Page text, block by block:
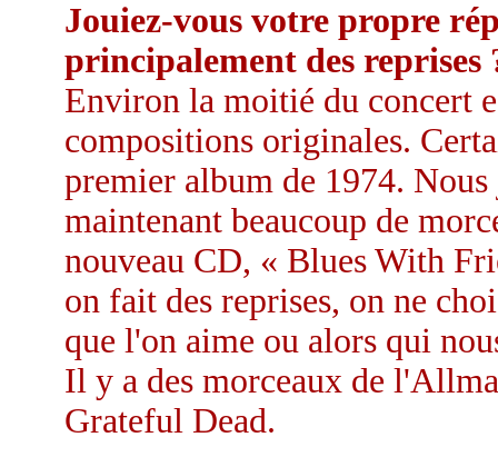
Jouiez-vous votre propre
principalement des reprises
Environ la moitié du concert
compositions originales.
premier album de 1974. Nous
maintenant beaucoup de
nouveau CD, « Blues With
on fait des reprises, on ne
que l'on aime ou alors qui
Il y a des morceaux de
Grateful Dead.